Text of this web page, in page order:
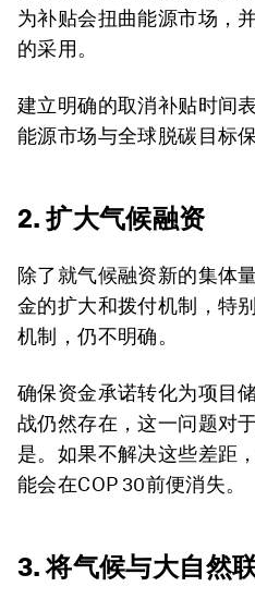
为补贴会扭曲能源市场，
的采用。
建立明确的取消补贴时间
能源市场与全球脱碳目标
2. 扩大气候融资
除了就气候融资新的集体
金的扩大和拨付机制，特
机制，仍不明确。
确保资金承诺转化为项目
战仍然存在，这一问题对
是。如果不解决这些差距
能会在COP 30前便消失。
3. 将气候与大自然